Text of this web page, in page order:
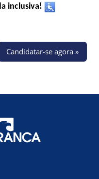
inclusiva!
Candidatar-se agora »